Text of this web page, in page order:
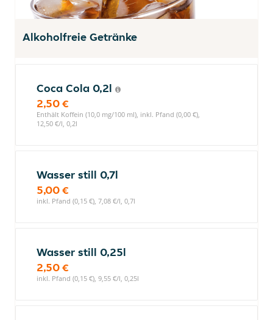
Alkoholfreie Getränke
Coca Cola 0,2l
2,50 €
Enthält Koffein (10,0 mg/100 ml), inkl. Pfand (0,00 €),
12,50 €/l, 0,2l
Wasser still 0,7l
5,00 €
inkl. Pfand (0,15 €), 7,08 €/l, 0,7l
Wasser still 0,25l
2,50 €
inkl. Pfand (0,15 €), 9,55 €/l, 0,25l